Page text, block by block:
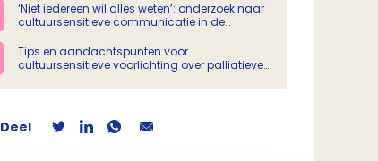
‘Niet iedereen wil alles weten’: onderzoek naar
cultuursensitieve communicatie in de
Tips en aandachtspunten voor
cultuursensitieve voorlichting over palliatieve
Deel